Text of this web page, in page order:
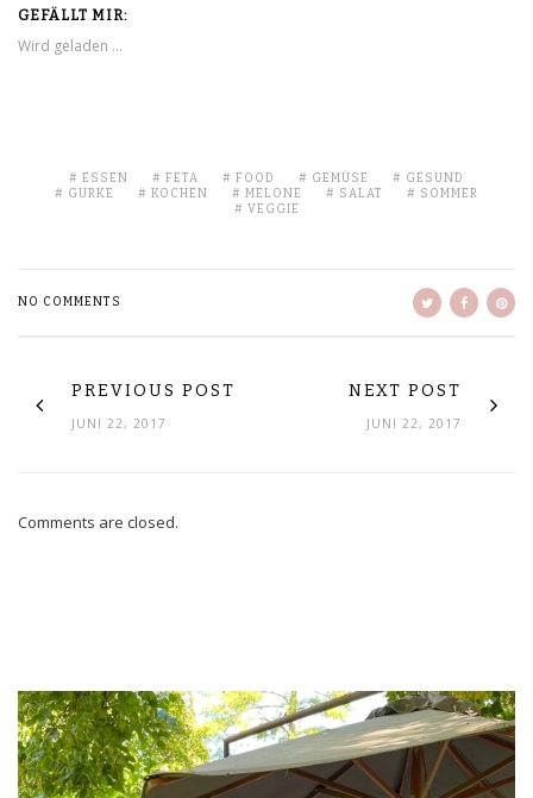
GEFÄLLT MIR:
Wird geladen …
ESSEN FETA FOOD GEMÜSE
GESUND
GURKE
KOCHEN MELONE SALAT
SOMMER
VEGGIE
NO COMMENTS
PREVIOUS POST
JUNI 22, 2017
NEXT POST
JUNI 22, 2017
Comments are closed.